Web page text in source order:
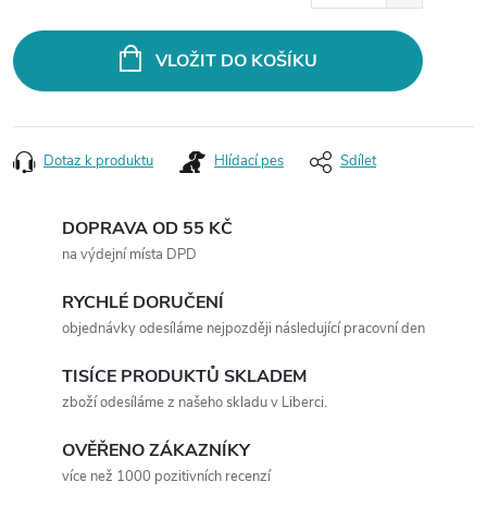
VLOŽIT DO KOŠÍKU
Dotaz k produktu Hlídací pes Sdílet
DOPRAVA OD 55 KČ
na výdejní místa DPD
RYCHLÉ DORUČENÍ
objednávky odesíláme nejpozději následující pracovní den
TISÍCE PRODUKTŮ SKLADEM
zboží odesíláme z našeho skladu v Liberci.
OVĚŘENO ZÁKAZNÍKY
více než 1000 pozitivních recenzí